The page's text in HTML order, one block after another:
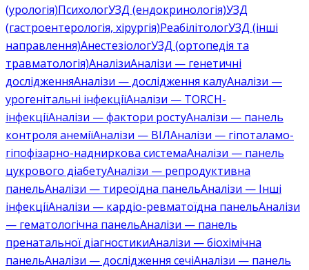
(урологія)ПсихологУЗД (ендокринологія)УЗД
(гастроентерологія, хірургія)РеабілітологУЗД (інші
направлення)АнестезіологУЗД (ортопедія та
травматологія)АналізиАналізи — генетичні
дослідженняАналізи — дослідження калуАналізи —
урогенітальні інфекціїАналізи — TORCH-
інфекціїАналізи — фактори ростуАналізи — панель
контроля анеміїАналізи — ВІЛАналізи — гіпоталамо-
гіпофізарно-надниркова системаАналізи — панель
цукрового діабетуАналізи — репродуктивна
панельАналізи — тиреоїдна панельАналізи — Інші
інфекціїАналізи — кардіо-ревматоїдна панельАналізи
— гематологічна панельАналізи — панель
пренатальної діагностикиАналізи — біохімічна
панельАналізи — дослідження сечіАналізи — панель